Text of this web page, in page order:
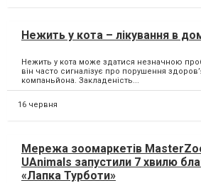
Нежить у кота – лікування в
Нежить у кота може здатися незначною
він часто сигналізує про порушення
компаньйона. Закладеність...
16 червня
Мережа зоомаркетів
UAnimals запустили 7 хвилю
«Лапка Турботи»